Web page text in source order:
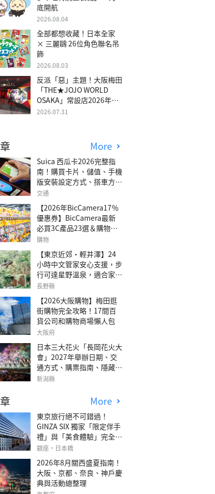
底開航
2026.08.04
全部都想收藏！日本全家
× 三麗鷗 26位角色聯名吊
飾
2026.08.03
反派「惡」主題！大阪梅田
「THE★JOJO WORLD
OSAKA」常設店2026年冬
季開幕
2026.07.31
More
Suica 西瓜卡2026完整指
南！購買卡片、儲值、手機
版安裝設定方式、搭車方
法、常見問題解答！
交通
【2026年BicCamera17％
優惠券】BicCamera最新
必買3C產品23選＆購物攻
略
購物
【東京近郊・輕井澤】24
小時中文管家安心支援，步
行可達星野溫泉，適合家庭
旅行、三代同遊與紀念日的
澤森四季VILLA」
長野縣
【2026大阪購物】梅田逛
街購物完全攻略！17間百
貨公司和購物商場懶人包
大阪府
日本三大花火「長岡花火大
會」2027年舉辦日期、交
通方式、購票指南、隱藏欣
賞地點
新潟縣
More
東京旅行絕不可錯過！
GINZA SIX 獨家「限定伴手
禮」與「美食體驗」完全指
南
銀座・日本橋
2026年8月關西盛夏指南！
大阪、京都、奈良、神戶慶
典與活動總整理